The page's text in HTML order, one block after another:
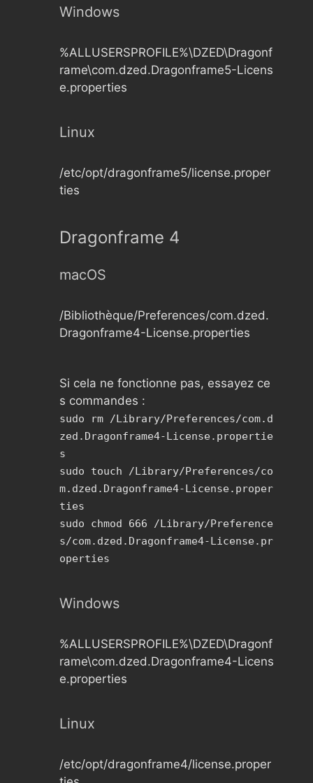
Windows
%ALLUSERSPROFILE%\DZED\Dragonf
rame\com.dzed.Dragonframe5-Licens
e.properties
Linux
/etc/opt/dragonframe5/license.proper
ties
Dragonframe 4
macOS
/Bibliothèque/Preferences/com.dzed.
Dragonframe4-License.properties
Si cela ne fonctionne pas, essayez ce
s commandes :
sudo rm /Library/Preferences/com.d
zed.Dragonframe4-License.propertie
s
sudo touch /Library/Preferences/co
m.dzed.Dragonframe4-License.proper
ties
sudo chmod 666 /Library/Preference
s/com.dzed.Dragonframe4-License.pr
operties
Windows
%ALLUSERSPROFILE%\DZED\Dragonf
rame\com.dzed.Dragonframe4-Licens
e.properties
Linux
/etc/opt/dragonframe4/license.proper